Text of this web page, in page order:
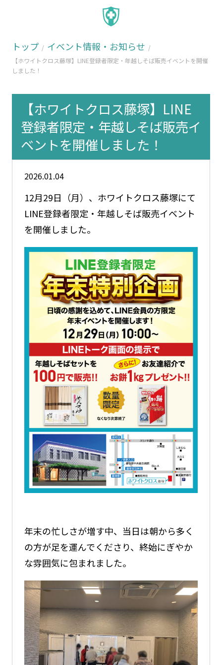
トップ イベント情報・お知らせ
【ホワイトクロス藤塚】LINE登録者限定・年越しそば販売イベントを開催
しました！
【ホワイトクロス藤塚】LINE
登録者限定・年越しそば販売イ
ベントを開催しました！
2026.01.04
12月29日（月）、ホワイトクロス藤塚にて
LINE登録者限定・年越しそば販売イベント
を開催しました。
年末の忙しさが増す中、当日は朝から多く
の方が足を運んでくださり、終始にぎやか
な雰囲気に包まれました。